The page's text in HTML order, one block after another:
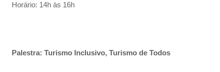
Horário: 14h às 16h
Palestra: Turismo Inclusivo, Turismo de Todos